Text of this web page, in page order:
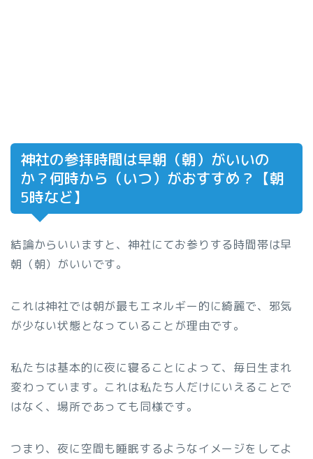
神社の参拝時間は早朝（朝）がいいの
か？何時から（いつ）がおすすめ？【朝
5時など】
結論からいいますと、神社にてお参りする時間帯は早
朝（朝）がいいです。
これは神社では朝が最もエネルギー的に綺麗で、邪気
が少ない状態となっていることが理由です。
私たちは基本的に夜に寝ることによって、毎日生まれ
変わっています。これは私たち人だけにいえることで
はなく、場所であっても同様です。
つまり、夜に空間も睡眠するようなイメージをしてよ